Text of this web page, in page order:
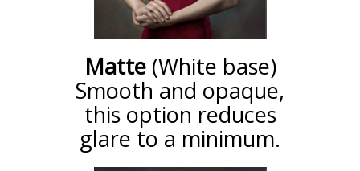
Matte(White base)
Smooth and opaque,
this option reduces
glare to a minimum.